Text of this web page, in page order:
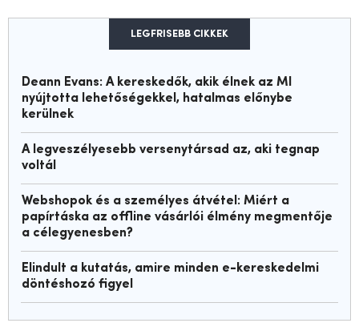
LEGFRISEBB CIKKEK
Deann Evans: A kereskedők, akik élnek az MI
nyújtotta lehetőségekkel, hatalmas előnybe
kerülnek
A legveszélyesebb versenytársad az, aki tegnap
voltál
Webshopok és a személyes átvétel: Miért a
papírtáska az offline vásárlói élmény megmentője
a célegyenesben?
Elindult a kutatás, amire minden e-kereskedelmi
döntéshozó figyel